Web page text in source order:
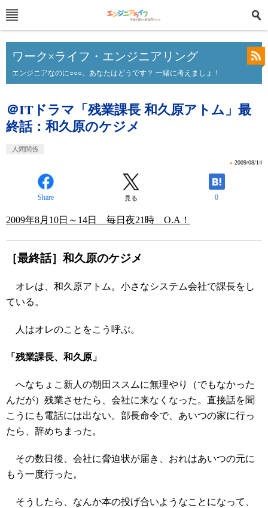
ワーク×ライフ・エンジニアリング
エンジニアなのに○○○。あなたはどうです？ 一緒に考えましょ！
＠ITドラマ「残業課長 和久原アトム」最
終話：和久原のケジメ
人間関係
» 2009/08/14
Share 見る 0
2009年8月10日～14日 毎日夜21時 O.A！
［最終話］和久原のケジメ
オレは、和久原アトム。小さなシステム会社で課長をし
ている。
人はオレのことをこう呼ぶ。
「残業課長、和久原」
へなちょこ新人の朝田ススムに無理やり（でもなかった
んだが）残業させたら、会社に来なくなった。直接話を聞
こうにも電話には出ない。部長命令で、あいつの家に行っ
たら、辞めちまった。
その数日後、会社に脅迫状が届き、おれはあいつの元に
もう一度行った。
そうしたら、なんか本の投げ合いようなことになって、